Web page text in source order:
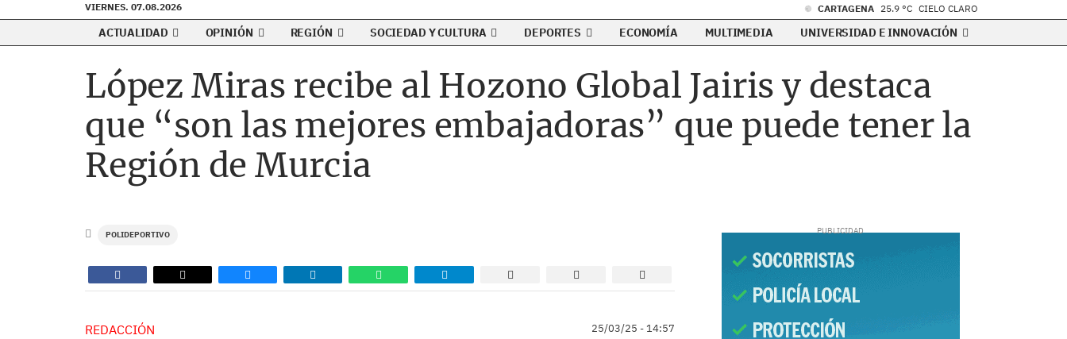
VIERNES. 07.08.2026 CARTAGENA 25.9 °C CIELO CLARO
ACTUALIDAD OPINIÓN REGIÓN SOCIEDAD Y CULTURA DEPORTES ECONOMÍA MULTIMEDIA UNIVERSIDAD E INNOVACIÓN
López Miras recibe al Hozono Global Jairis y destaca
que “son las mejores embajadoras” que puede tener la
Región de Murcia
POLIDEPORTIVO
REDACCIÓN 25/03/25 - 14:57